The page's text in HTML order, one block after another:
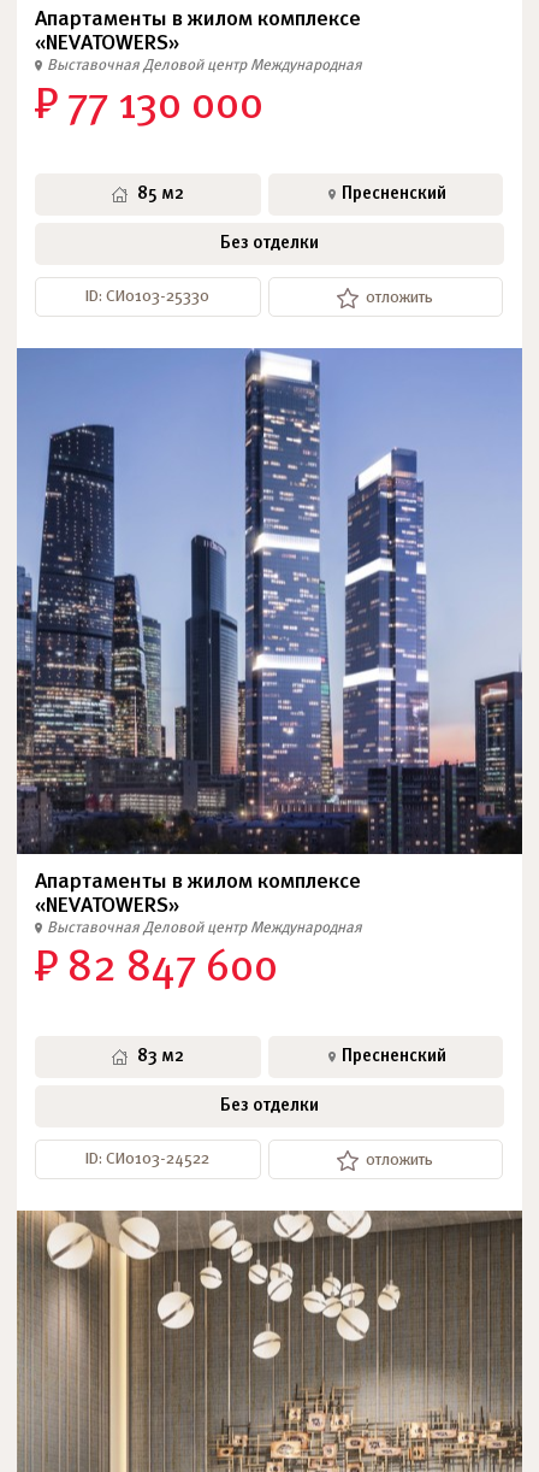
Апартаменты в жилом комплексе
«NEVATOWERS»
Выставочная Деловой центр Международная
₽ 77 130 000
85 м2 Пресненский
Без отделки
ID: СИ0103-25330 отложить
Апартаменты в жилом комплексе
«NEVATOWERS»
Выставочная Деловой центр Международная
₽ 82 847 600
83 м2 Пресненский
Без отделки
ID: СИ0103-24522 отложить